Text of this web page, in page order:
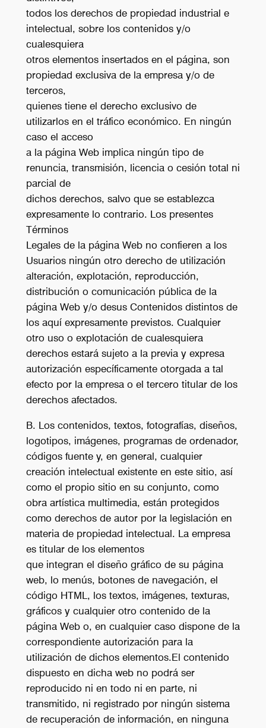
todos los derechos de propiedad industrial e
intelectual, sobre los contenidos y/o
cualesquiera
otros elementos insertados en el página, son
propiedad exclusiva de la empresa y/o de
terceros,
quienes tiene el derecho exclusivo de
utilizarlos en el tráfico económico. En ningún
caso el acceso
a la página Web implica ningún tipo de
renuncia, transmisión, licencia o cesión total ni
parcial de
dichos derechos, salvo que se establezca
expresamente lo contrario. Los presentes
Términos
Legales de la página Web no confieren a los
Usuarios ningún otro derecho de utilización
alteración, explotación, reproducción,
distribución o comunicación pública de la
página Web y/o desus Contenidos distintos de
los aquí expresamente previstos. Cualquier
otro uso o explotación de cualesquiera
derechos estará sujeto a la previa y expresa
autorización específicamente otorgada a tal
efecto por la empresa o el tercero titular de los
derechos afectados.
B. Los contenidos, textos, fotografías, diseños,
logotipos, imágenes, programas de ordenador,
códigos fuente y, en general, cualquier
creación intelectual existente en este sitio, así
como el propio sitio en su conjunto, como
obra artística multimedia, están protegidos
como derechos de autor por la legislación en
materia de propiedad intelectual. La empresa
es titular de los elementos
que integran el diseño gráfico de su página
web, lo menús, botones de navegación, el
código HTML, los textos, imágenes, texturas,
gráficos y cualquier otro contenido de la
página Web o, en cualquier caso dispone de la
correspondiente autorización para la
utilización de dichos elementos.El contenido
dispuesto en dicha web no podrá ser
reproducido ni en todo ni en parte, ni
transmitido, ni registrado por ningún sistema
de recuperación de información, en ninguna